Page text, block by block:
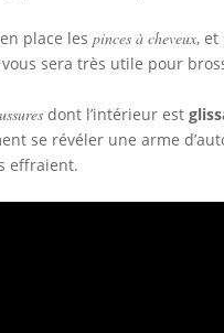
place lespinces à cheveux, et
vous sera très utile pour
dont l’intérieur est
se révéler une arme
effraient.